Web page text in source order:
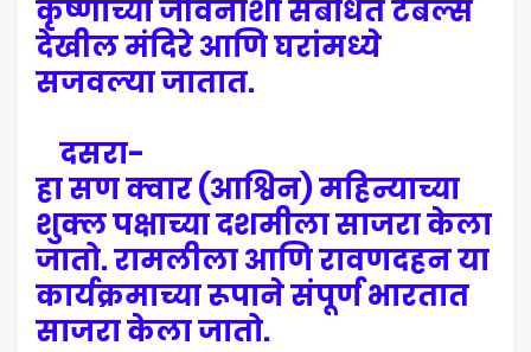
कृष्णाच्या जीवनाशी संबंधित टेबल्स
देखील मंदिरे आणि घरांमध्ये
सजवल्या जातात.
दसरा-
हा सण क्वार (आश्विन) महिन्याच्या
शुक्ल पक्षाच्या दशमीला साजरा केला
जातो. रामलीला आणि रावणदहन या
कार्यक्रमाच्या रूपाने संपूर्ण भारतात
साजरा केला जातो.